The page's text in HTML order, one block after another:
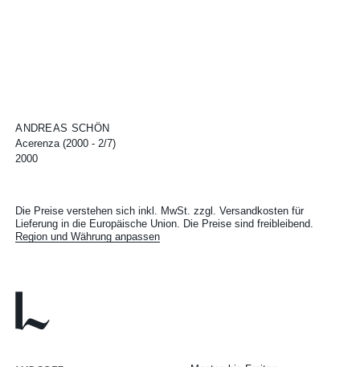
ANDREAS SCHÖN
Acerenza (2000 - 2/7)
2000
Die Preise verstehen sich inkl. MwSt. zzgl. Versandkosten für
Lieferung in die Europäische Union. Die Preise sind freibleibend.
Region und Währung anpassen